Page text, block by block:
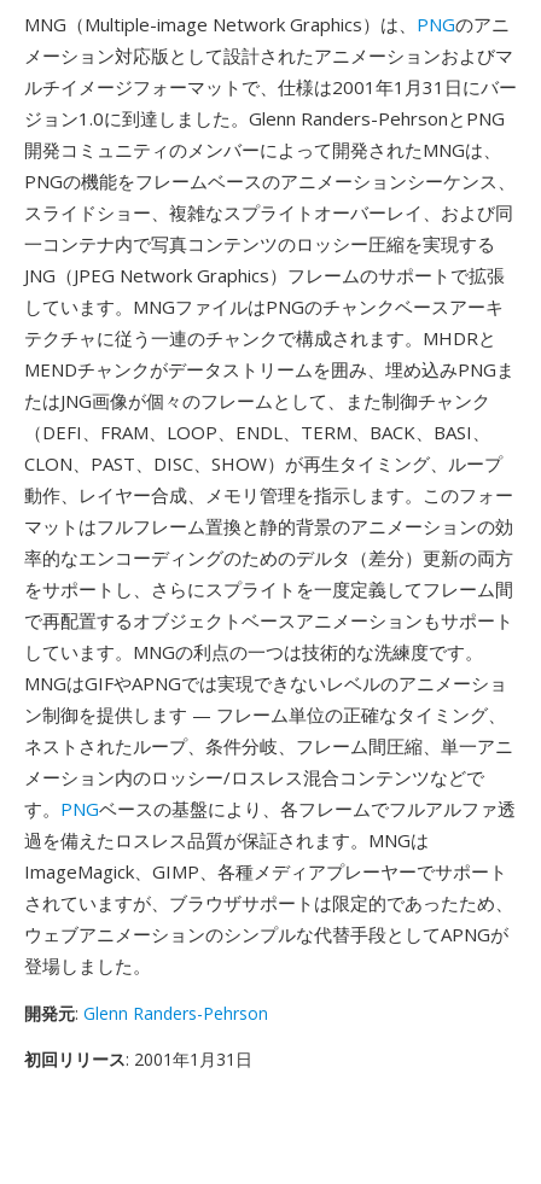
MNG（Multiple-image Network Graphics）は、 PNGのアニ
メーション対応版として設計されたアニメーションおよびマ
ルチイメージフォーマットで、仕様は2001年1月31日にバー
ジョン1.0に到達しました。Glenn Randers-PehrsonとPNG
開発コミュニティのメンバーによって開発されたMNGは、
PNGの機能をフレームベースのアニメーションシーケンス、
スライドショー、複雑なスプライトオーバーレイ、および同
一コンテナ内で写真コンテンツのロッシー圧縮を実現する
JNG（JPEG Network Graphics）フレームのサポートで拡張
しています。MNGファイルはPNGのチャンクベースアーキ
テクチャに従う一連のチャンクで構成されます。MHDRと
MENDチャンクがデータストリームを囲み、埋め込みPNGま
たはJNG画像が個々のフレームとして、また制御チャンク
（DEFI、FRAM、LOOP、ENDL、TERM、BACK、BASI、
CLON、PAST、DISC、SHOW）が再生タイミング、ループ
動作、レイヤー合成、メモリ管理を指示します。このフォー
マットはフルフレーム置換と静的背景のアニメーションの効
率的なエンコーディングのためのデルタ（差分）更新の両方
をサポートし、さらにスプライトを一度定義してフレーム間
で再配置するオブジェクトベースアニメーションもサポート
しています。MNGの利点の一つは技術的な洗練度です。
MNGはGIFやAPNGでは実現できないレベルのアニメーショ
ン制御を提供します — フレーム単位の正確なタイミング、
ネストされたループ、条件分岐、フレーム間圧縮、単一アニ
メーション内のロッシー/ロスレス混合コンテンツなどで
す。 PNGベースの基盤により、各フレームでフルアルファ透
過を備えたロスレス品質が保証されます。MNGは
ImageMagick、GIMP、各種メディアプレーヤーでサポート
されていますが、ブラウザサポートは限定的であったため、
ウェブアニメーションのシンプルな代替手段としてAPNGが
登場しました。
開発元: Glenn Randers-Pehrson
初回リリース: 2001年1月31日